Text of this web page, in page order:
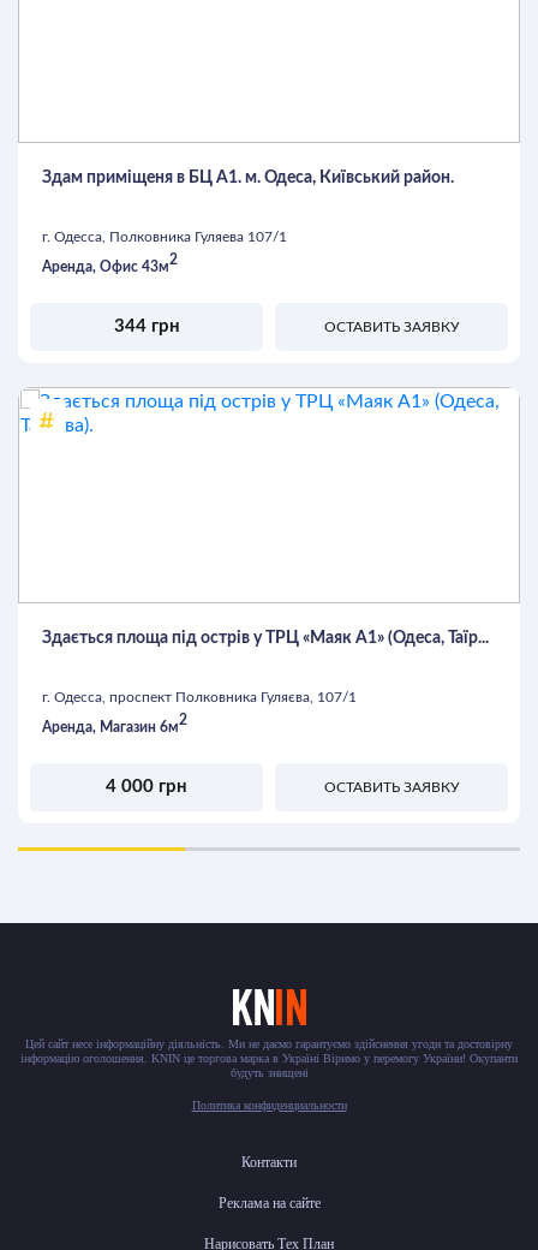
Здам приміщеня в БЦ А1. м. Одеса, Київський район.
г. Одесса, Полковника Гуляева 107/1
Аренда, Офис 43м2
344 грн ОСТАВИТЬ ЗАЯВКУ
Здається площа під острів у ТРЦ «Маяк А1» (Одеса, Таїр...
г. Одесса, проспект Полковника Гуляєва, 107/1
Аренда, Магазин 6м2
4 000 грн ОСТАВИТЬ ЗАЯВКУ
Цей сайт несе інформаційну діяльність. Ми не даємо гарантуємо здійснення угоди та достовірну
інформацію оголошення. KNIN це торгова марка в Україні Віримо у перемогу України! Окупанти
будуть знищені
Политика конфиденциальности
Контакти
Реклама на сайте
Нарисовать Тех План